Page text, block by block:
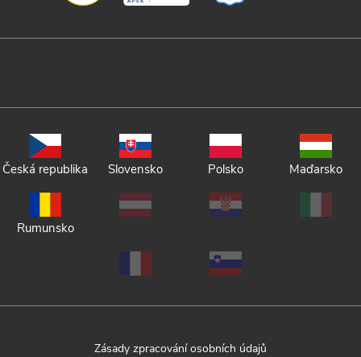
Česká republika Slovensko Polsko Maďarsko
Rumunsko
Zásady zpracování osobních údajů